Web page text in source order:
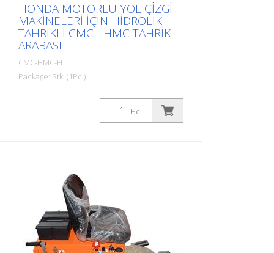
HONDA MOTORLU YOL ÇIZGI
MAKINELERI IÇIN HIDROLIK
TAHRIKLI CMC - HMC TAHRIK
ARABASI
CMC-HMC-H
Package: Stk. (1Pc.)
CMC'nin HMC hidrolik tahrikli tahrik
arabası ile üretkenliğinizi artırın. Bu, el tipi
yol işaretleme makinenizin arkasına
tahrik ile: - Doğrudan tekerleklere bağlı 2
motor - Döner pedal kontrolü: ileri, geri ve
boşu kontrol eder - Değişken deplasmanlı
pompa Tekerleklerde 2 park freni -
hidroliğe entegre edilmiştir Autostop -
sürücü ayağa kalktığında Ayarlanabilir
pozisyonlu koltuk
Pc.